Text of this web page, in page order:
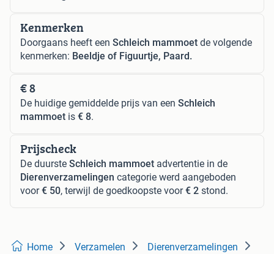
Kenmerken
Doorgaans heeft een Schleich mammoet de volgende
kenmerken: Beeldje of Figuurtje, Paard.
€ 8
De huidige gemiddelde prijs van een Schleich
mammoet is € 8.
Prijscheck
De duurste Schleich mammoet advertentie in de
Dierenverzamelingen categorie werd aangeboden
voor€ 50, terwijl de goedkoopste voor€ 2 stond.
Home Verzamelen Dierenverzamelingen